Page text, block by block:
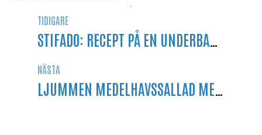
TIDIGARE
NÄSTA